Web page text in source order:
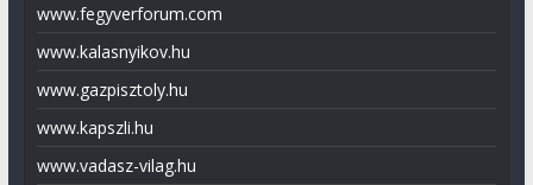
www.fegyverforum.com
www.kalasnyikov.hu
www.gazpisztoly.hu
www.kapszli.hu
www.vadasz-vilag.hu